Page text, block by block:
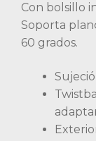
Con bolsillo
Soporta
60 grados.